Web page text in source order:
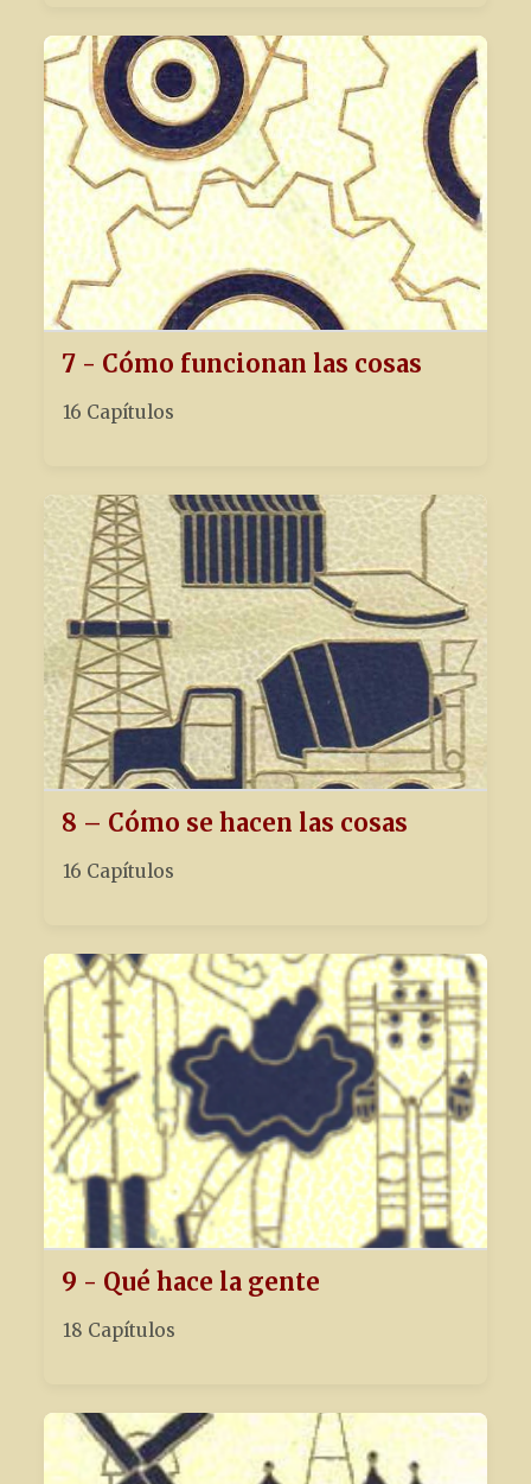
7 - Cómo funcionan las cosas
16 Capítulos
8 – Cómo se hacen las cosas
16 Capítulos
9 - Qué hace la gente
18 Capítulos